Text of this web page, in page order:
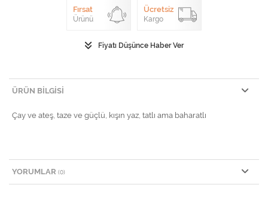
Fırsat
Ürünü
Ücretsiz
Kargo
Fiyatı Düşünce Haber Ver
ÜRÜN BILGISI
Çay ve ateş, taze ve güçlü, kışın yaz, tatlı ama baharatlı
YORUMLAR (0)